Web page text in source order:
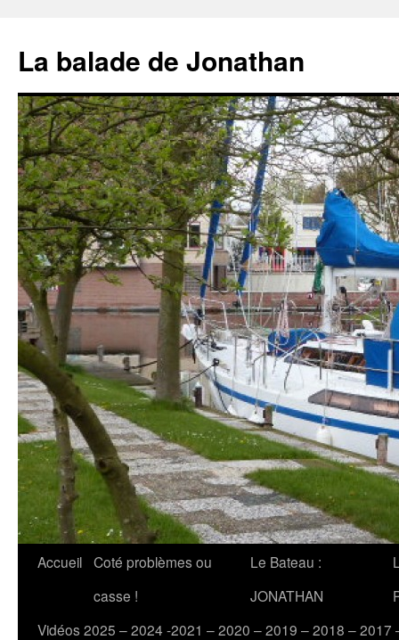
contenu
La balade de Jonathan
Accueil Coté problèmes ou
casse !
Le Bateau :
JONATHAN
Vidéos 2025 – 2024 -2021 – 2020 – 2019 – 2018 – 2017